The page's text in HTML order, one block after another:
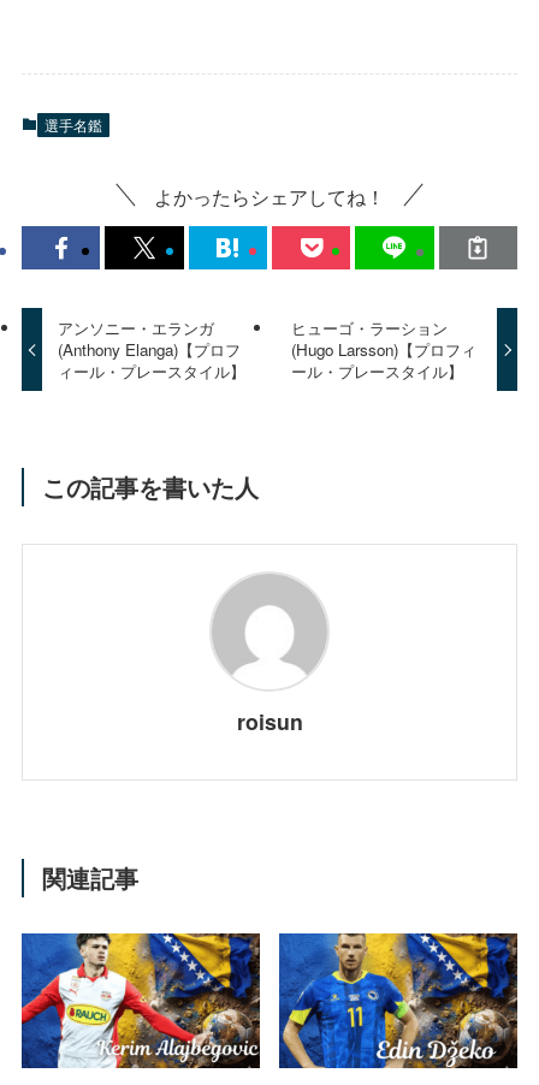
選手名鑑
よかったらシェアしてね！
アンソニー・エランガ
(Anthony Elanga)【プロフ
ィール・プレースタイル】
ヒューゴ・ラーション
(Hugo Larsson)【プロフィ
ール・プレースタイル】
この記事を書いた人
roisun
関連記事